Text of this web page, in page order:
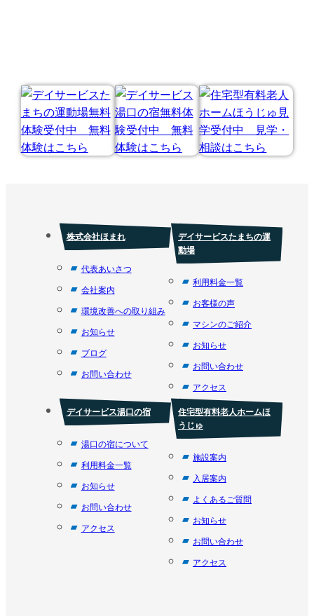
株式会社ほまれ
代表あいさつ
会社案内
環境改善への取り組み
お知らせ
ブログ
お問い合わせ
デイサービスたまちの運
動場
利用料金一覧
お客様の声
マシンのご紹介
お知らせ
お問い合わせ
アクセス
デイサービス湯口の宿
湯口の宿について
利用料金一覧
お知らせ
お問い合わせ
アクセス
住宅型有料老人ホームほ
うじゅ
施設案内
入居案内
よくあるご質問
お知らせ
お問い合わせ
アクセス